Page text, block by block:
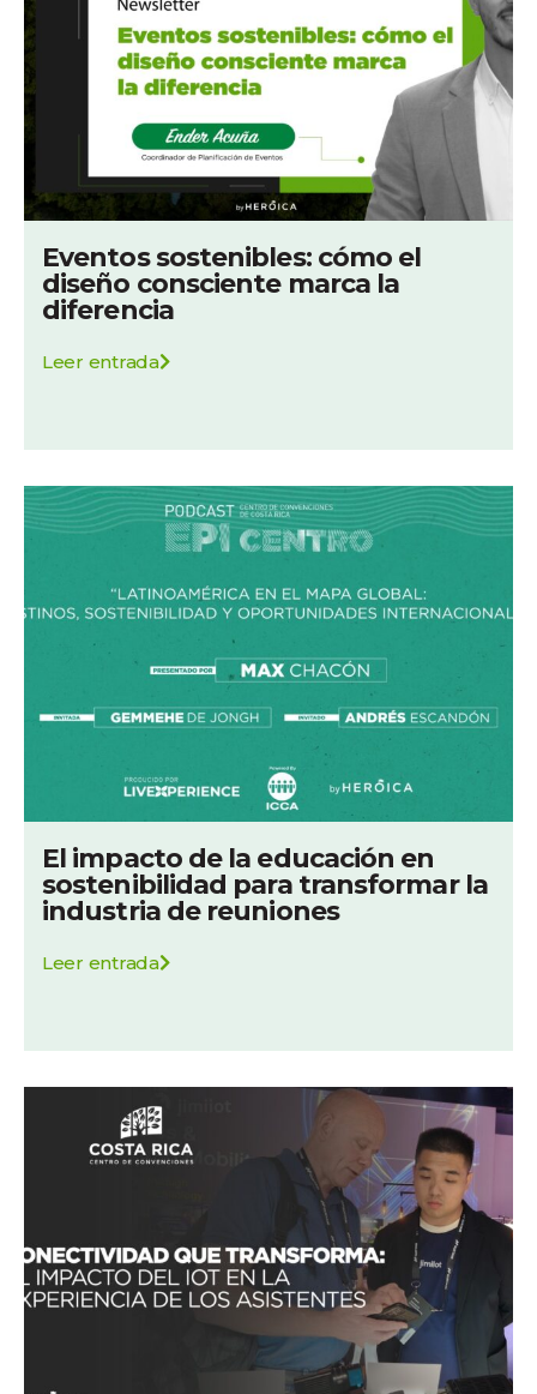
Eventos sostenibles: cómo el
diseño consciente marca la
diferencia
Leer entrada
El impacto de la educación en
sostenibilidad para transformar la
industria de reuniones
Leer entrada